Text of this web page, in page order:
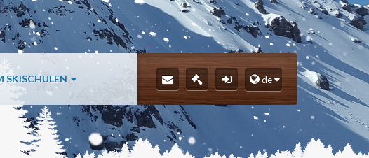
SKISCHULEN de